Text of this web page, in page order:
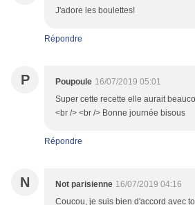
J'adore les boulettes!
Répondre
P Poupoule 16/07/2019 05:01
Super cette recette elle aurait
<br /> <br /> Bonne journée bisous
Répondre
N Not parisienne 16/07/2019 04:16
Coucou, je suis bien d'accord avec